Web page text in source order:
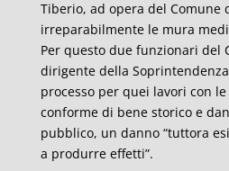
Tiberio, ad opera del Comune
irreparabilmente le mura
Per questo due funzionari del
dirigente della
processo per quei lavori con
conforme di bene storico e
pubblico, un danno “tuttora
a produrre effetti”.